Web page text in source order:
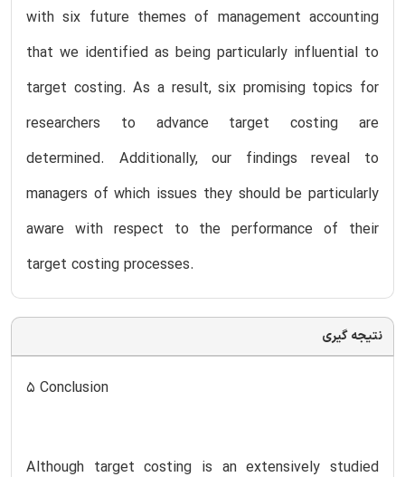
with six future themes of management accounting
that we identified as being particularly influential to
target costing. As a result, six promising topics for
researchers to advance target costing are
determined. Additionally, our findings reveal to
managers of which issues they should be particularly
aware with respect to the performance of their
target costing processes.
نتیجه گیری
5 Conclusion
Although target costing is an extensively studied